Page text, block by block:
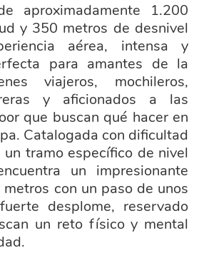
aproximadamente 1.200
y 350 metros de desnivel
aérea, intensa y
para amantes de la
viajeros, mochileros,
y aficionados a las
que buscan qué hacer en
Catalogada con dificultad
tramo específico de nivel
un impresionante
con un paso de unos
desplome, reservado
un reto físico y mental